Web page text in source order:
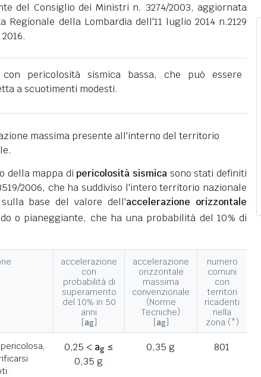
del Consiglio dei Ministri n. 3274/2003, aggiornata
Regionale della Lombardia dell'11 luglio 2014 n.2129
con pericolosità sismica bassa, che può essere
a scuotimenti modesti.
massima presente all'interno del territorio
della mappa dipericolosità sismica sono stati definiti
2006, che ha suddiviso l'intero territorio nazionale
base del valore dell'accelerazione orizzontale
o pianeggiante, che ha una probabilità del 10% di
accelerazione
con
probabilità di
superamento
del 10% in 50
anni
[ag]
accelerazione
orizzontale
massima
convenzionale
(Norme
Tecniche)
[ag]
numero
comuni
con
territori
ricadenti
nella
zona (*)
0,25 < ag≤
0,35 g
0,35 g 801